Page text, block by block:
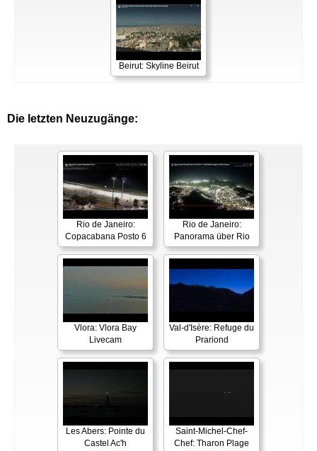
Beirut: Skyline Beirut
Die letzten Neuzugänge:
Rio de Janeiro:
Copacabana Posto 6
Rio de Janeiro:
Panorama über Rio
Vlora: Vlora Bay
Livecam
Val-d'Isère: Refuge du
Prariond
Les Abers: Pointe du
Castel Ac'h
Saint-Michel-Chef-
Chef: Tharon Plage